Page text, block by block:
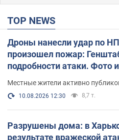
TOP NEWS
Дроны нанесли удар по
произошел пожар:
подробности атаки. Фото
Местные жители активно
10.08.2026 12:30 8,7 т.
Разрушены дома: в
результате вражеской